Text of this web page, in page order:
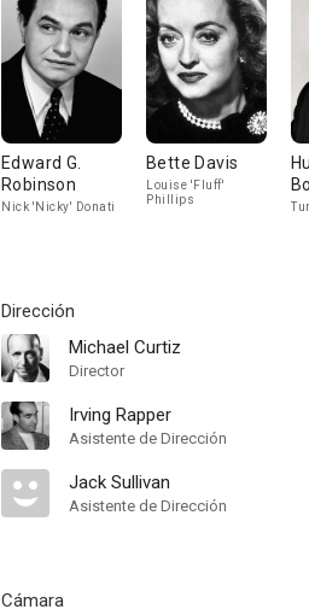
Edward G.
Robinson
Nick 'Nicky' Donati
Bette Davis
Louise 'Fluff'
Phillips
Dirección
Michael Curtiz
Director
Irving Rapper
Asistente de Dirección
Jack Sullivan
Asistente de Dirección
Cámara